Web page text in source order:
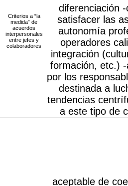
Criterios a “la
medida” de
acuerdos
interpersonales
entre jefes y
colaboradores
diferenciación
satisfacer las
autonomía
operadores
integración
formación, etc.)
por los
destinada a
tendencias
a este tipo de
aceptable de